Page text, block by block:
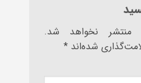
منتشر نخواهد شد.
شده‌اند *